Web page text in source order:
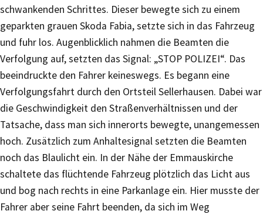
schwankenden Schrittes. Dieser bewegte sich zu einem
geparkten grauen Skoda Fabia, setzte sich in das Fahrzeug
und fuhr los. Augenblicklich nahmen die Beamten die
Verfolgung auf, setzten das Signal: „STOP POLIZEI“. Das
beeindruckte den Fahrer keineswegs. Es begann eine
Verfolgungsfahrt durch den Ortsteil Sellerhausen. Dabei war
die Geschwindigkeit den Straßenverhältnissen und der
Tatsache, dass man sich innerorts bewegte, unangemessen
hoch. Zusätzlich zum Anhaltesignal setzten die Beamten
noch das Blaulicht ein. In der Nähe der Emmauskirche
schaltete das flüchtende Fahrzeug plötzlich das Licht aus
und bog nach rechts in eine Parkanlage ein. Hier musste der
Fahrer aber seine Fahrt beenden, da sich im Weg